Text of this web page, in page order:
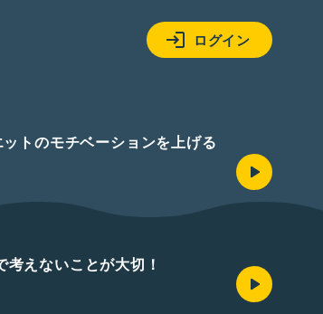
ログイン
トのモチベーションを上げる
えないことが大切！